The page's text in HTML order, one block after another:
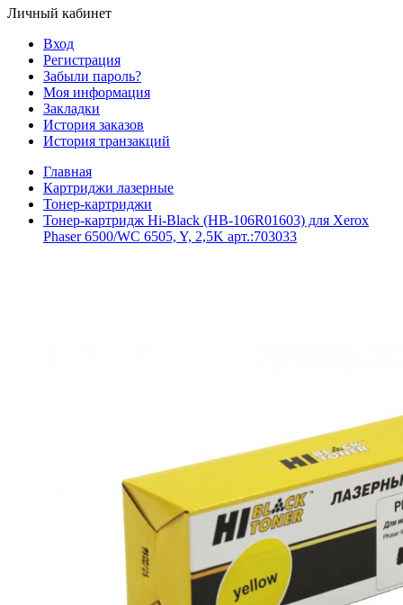
Личный кабинет
Вход
Регистрация
Забыли пароль?
Моя информация
Закладки
История заказов
История транзакций
Главная
Картриджи лазерные
Тонер-картриджи
Тонер-картридж Hi-Black (HB-106R01603) для Xerox
Phaser 6500/WC 6505, Y, 2,5K арт.:703033